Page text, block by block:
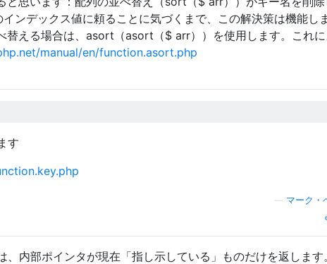
ンデックス値に頼ることに気づくまで、この解決策は機能し
替える場合は、asort（asort（$ arr））を使用します。これに
manual/en/function.asort.php
す
マーク・
内部ポインタが現在「指し示している」ものだけを返します